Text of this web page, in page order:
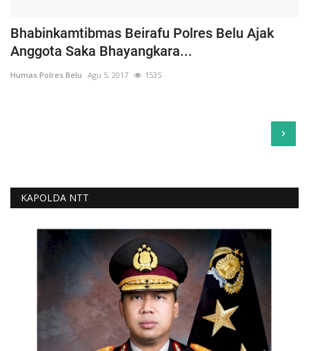
Bhabinkamtibmas Beirafu Polres Belu Ajak
Anggota Saka Bhayangkara...
Humas Polres Belu Agu 5, 2017 1535
›
KAPOLDA NTT